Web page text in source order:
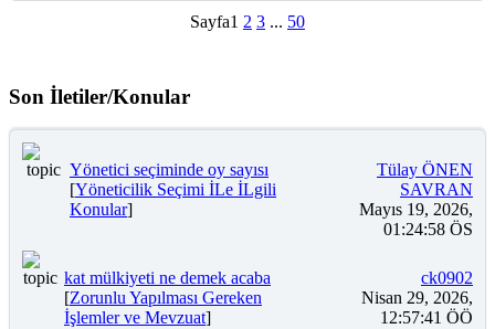
Sayfa1 2 3 ... 50
Son İletiler/Konular
Yönetici seçiminde oy sayısı
[Yöneticilik Seçimi İLe İLgili
Konular]
Tülay ÖNEN
SAVRAN
Mayıs 19, 2026,
01:24:58 ÖS
kat mülkiyeti ne demek acaba
[Zorunlu Yapılması Gereken
İşlemler ve Mevzuat]
ck0902
Nisan 29, 2026,
12:57:41 ÖÖ